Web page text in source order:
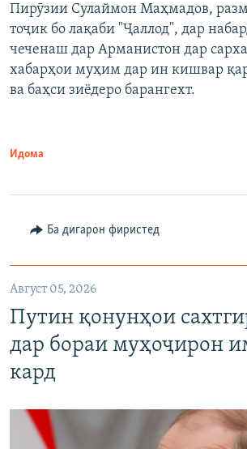
Auto 240p 360p
720p 1080p
Пирӯзии Сулаймон Маҳмадов,
тоҷик бо лақаби "Ҷаллод", дар
чеченаш дар Арманистон дар
хабарҳои муҳим дар ин кишвар
ва баҳси зиёдеро барангехт.
Идома
Ба дигарон фиристед
Август 05, 2026
Путин қонунҳои
дар бораи муҳоҷирон
кард